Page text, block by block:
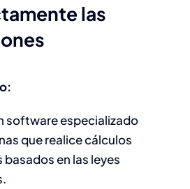
las
software especializado
que realice cálculos
basados en las leyes